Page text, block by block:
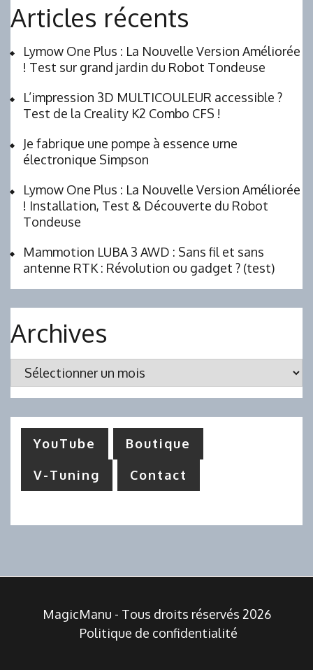
Articles récents
Lymow One Plus : La Nouvelle Version Améliorée
! Test sur grand jardin du Robot Tondeuse
L’impression 3D MULTICOULEUR accessible ?
Test de la Creality K2 Combo CFS !
Je fabrique une pompe à essence urne
électronique Simpson
Lymow One Plus : La Nouvelle Version Améliorée
! Installation, Test & Découverte du Robot
Tondeuse
Mammotion LUBA 3 AWD : Sans fil et sans
antenne RTK : Révolution ou gadget ? (test)
Archives
Archives
YouTube Boutique
V-Tuning Contact
MagicManu - Tous droits réservés 2026
Politique de confidentialité